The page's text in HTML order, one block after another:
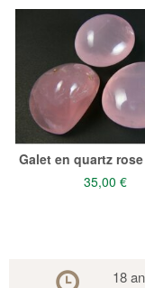
Galet en quartz
35,00 €
18